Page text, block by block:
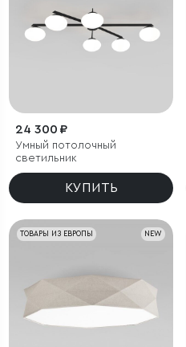
24 300 ₽
Умный потолочный
светильник
КУПИТЬ
NEW
ТОВАРЫ ИЗ ЕВРОПЫ